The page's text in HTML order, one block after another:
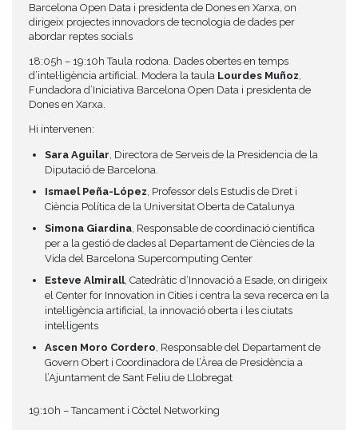
Barcelona Open Data i presidenta de Dones en Xarxa, on
dirigeix projectes innovadors de tecnologia de dades per
abordar reptes socials
18:05h – 19:10h Taula rodona. Dades obertes en temps
d’intel·ligència artificial. Modera la taula Lourdes Muñoz,
Fundadora d’Iniciativa Barcelona Open Data i presidenta de
Dones en Xarxa.
Hi intervenen:
Sara Aguilar, Directora de Serveis de la Presidencia de la
Diputació de Barcelona.
Ismael Peña-López, Professor dels Estudis de Dret i
Ciència Política de la Universitat Oberta de Catalunya
Simona Giardina, Responsable de coordinació científica
per a la gestió de dades al Departament de Ciències de la
Vida del Barcelona Supercomputing Center
Esteve Almirall, Catedràtic d’Innovació a Esade, on dirigeix
el Center for Innovation in Cities i centra la seva recerca en la
intel·ligència artificial, la innovació oberta i les ciutats
intel·ligents
Ascen Moro Cordero, Responsable del Departament de
Govern Obert i Coordinadora de l’Àrea de Presidència a
l’Ajuntament de Sant Feliu de Llobregat
19:10h – Tancament i Còctel Networking